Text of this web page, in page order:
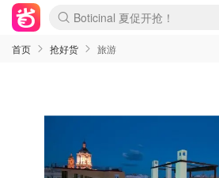
Boticinal 夏促开抢！
还没结束！&OtherStories大促
Joybuy变相75折 随时失效
速领！Stanley独家85折
疑似霸哥！Camper额外叠85折
Zalando 奥莱闪促！每日更新
Moncler反季囤！5折起+叠9折
Coach Brooklyn仅€192
首页 抢好货 旅游